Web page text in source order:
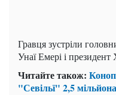
Гравця зустріли
Унаї Емері і президент
Читайте також:
"Севільї" 2,5